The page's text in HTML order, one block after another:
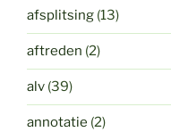
afsplitsing (13)
aftreden (2)
alv (39)
annotatie (2)